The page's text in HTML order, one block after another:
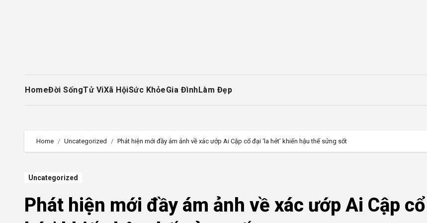
HomeĐời SốngTử ViXã HộiSức KhỏeGia ĐìnhLàm Đẹp
Home Uncategorized Phát hiện mới đầy ám ảnh về xác ướp Ai Cập cổ đại ‘la hét’ khiến hậu thế sửng sốt
Uncategorized
Phát hiện mới đầy ám ảnh về xác ướp Ai Cập cổ